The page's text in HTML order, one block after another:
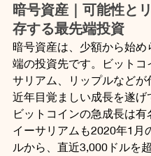
暗号資産｜可能性と
存する最先端投資
暗号資産は、少額から始め
端の投資先です。ビットコ
サリアム、リップルなどが
近年目覚ましい成長を遂げ
ビットコインの急成長は有
イーサリアムも2020年1月
ルから、直近3,000ドルを